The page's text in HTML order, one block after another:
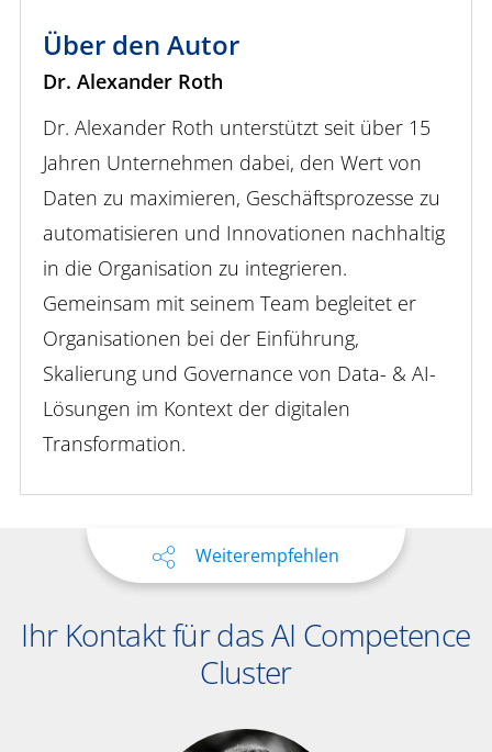
Über den Autor
Dr. Alexander Roth
Dr. Alexander Roth unterstützt seit über 15
Jahren Unternehmen dabei, den Wert von
Daten zu maximieren, Geschäftsprozesse zu
automatisieren und Innovationen nachhaltig
in die Organisation zu integrieren.
Gemeinsam mit seinem Team begleitet er
Organisationen bei der Einführung,
Skalierung und Governance von Data- & AI-
Lösungen im Kontext der digitalen
Transformation.
Weiterempfehlen
Ihr Kontakt für das AI Competence
Cluster